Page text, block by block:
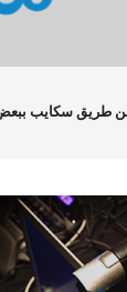
طريق سكايب ببعض